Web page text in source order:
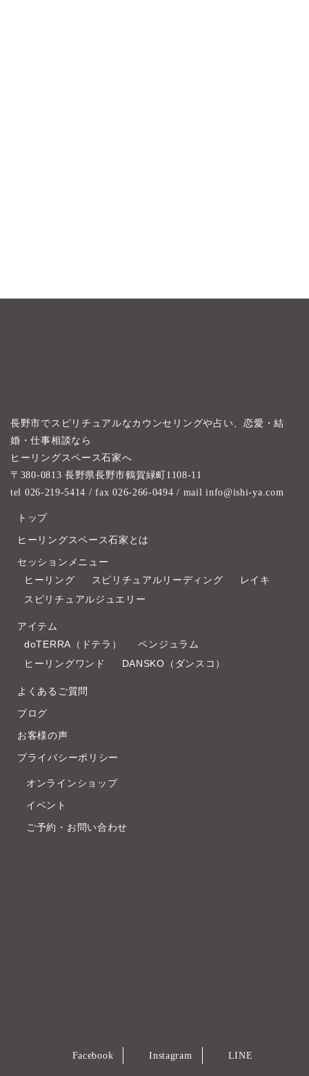
長野市でスピリチュアルなカウンセリングや占い、恋愛・結
婚・仕事相談なら
ヒーリングスペース石家へ
〒380-0813 長野県長野市鶴賀緑町1108-11
tel 026-219-5414 / fax 026-266-0494 / mail info@ishi-ya.com
トップ
ヒーリングスペース石家とは
セッションメニュー
ヒーリング
スピリチュアルリーディング
レイキ
スピリチュアルジュエリー
アイテム
doTERRA（ドテラ）
ペンジュラム
ヒーリングワンド
DANSKO（ダンスコ）
よくあるご質問
ブログ
お客様の声
プライバシーポリシー
オンラインショップ
イベント
ご予約・お問い合わせ
Facebook Instagram LINE